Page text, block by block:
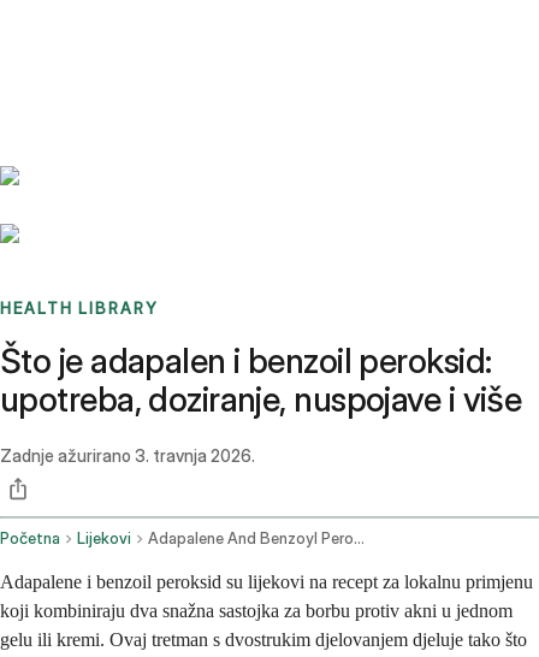
HEALTH LIBRARY
Što je adapalen i benzoil peroksid:
upotreba, doziranje, nuspojave i više
Zadnje ažurirano 3. travnja 2026.
Početna Lijekovi Adapalene And Benzoyl Peroxide Topical Application Route
Adapalene i benzoil peroksid su lijekovi na recept za lokalnu primjenu
koji kombiniraju dva snažna sastojka za borbu protiv akni u jednom
gelu ili kremi. Ovaj tretman s dvostrukim djelovanjem djeluje tako što